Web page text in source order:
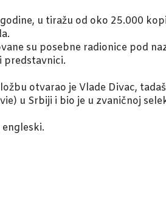
u tiražu od oko 25.000
su posebne radionice pod
predstavnici.
otvarao je Vlade Divac,
u Srbiji i bio je u zvaničnoj